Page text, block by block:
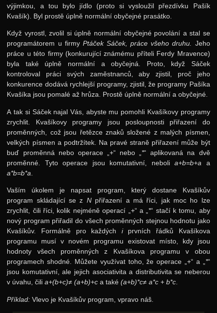
výjimkou, a tou bylo jídlo (proto si vysloužil přezdívku Pašík
Kvašík). Byl prostě úplně normální obyčejné prasátko.
Když vyrostl, zvolil si úplně normální obyčejné povolání a stal se
programátorem u firmy Ptáček Sáček, práce všeho druhu. Jeho
práce u této firmy (konkurující známému příteli Ferdy Mravence)
byla také úplně normální a obyčejná. Proto, když Sáček
kontroloval práci svých zaměstnanců, aby zjistil, proč jeho
konkurence dodává rychlejší programy, zjistil, že programy Pašíka
Kvašíka jsou pomalé až hrůza. Prostě úplně normální a obyčejné.
A tak si Sáček najal Vás, abyste mu pomohli Kvašíkovy programy
zrychlit. Kvašíkovy programy jsou posloupnosti přiřazení do
proměnných, což jsou řetězce znaků složené z malých písmen,
velkých písmen a podtržítek. Na pravé straně přiřazení může být
buď proměnná nebo operace „ +“ nebo „ *“ aplikovaná na dvě
proměnné. Tyto operace jsou komutativní, nebolia+b=b+a a
a*b=b*a
Vaším úkolem je napsat program, který dostane Kvašíkův
program skládající se z Npřiřazení a má říci, jak moc ho lze
zrychlit, čili říci, kolik nejméně operací „ +“ a „ *“ stačí k tomu, aby
nový program přiřadil do všech proměnných stejnou hodnotu jako
Kvašíkův. Formálně pro každých iprvních řádků Kvašíkova
programu musí v novém programu existovat místo, kdy jsou
hodnoty všech proměnných z Kvašíkova programu v obou
programech shodné. Můžete využívat toho, že operace „ +“ a „ *“
jsou komutativní, ale jejich asociativita a distributivita se neberou
v úvahu, čilia+(b+c)≠ (a+b)+c a také(a+b)*c≠ a*c + b*c
Příklad: Vlevo je Kvašíkův program, vpravo náš.
Řešení
Zadání 3. série
Řešení
Výsledky
Výsledky
Zadání 5. série
Řešení
Výsledky
Kuchařky
Dynamické programování
Hešování
Grafy
Rozděl a panuj
Dynamické programování
16. ročník: 03/04
15. ročník: 02/03